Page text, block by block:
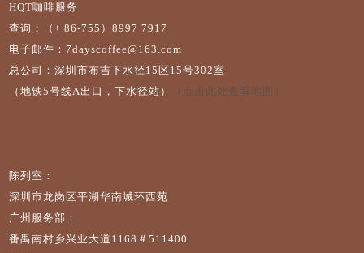
HQT咖啡服务
查询：（+ 86-755）8997 7917
电子邮件：7dayscoffee@163.com
总公司：深圳市布吉下水径15区15号302室
（地铁5号线A出口，下水径站）
（点击此处查看地图）
陈列室：
深圳市龙岗区平湖华南城环西苑
广州服务部：
番禺南村乡兴业大道1168＃511400